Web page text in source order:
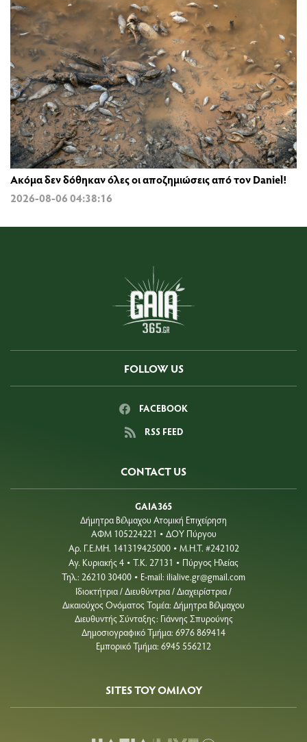
Ακόμα δεν δόθηκαν όλες οι αποζημιώσεις από τον Daniel!
2026-08-06 04:38:16
FOLLOW US
FACEBOOK
RSS FEED
CONTACT US
GAIA365
Δήμητρα Βέλμαχου Ατομική Επιχείρηση
ΑΦΜ 105224221 • ΔΟΥ Πύργου
Aρ. Γ.Ε.ΜΗ. 141319425000 • Μ.Η.Τ. #242102
Αγ. Κυριακής 4 • Τ.Κ. 27131 • Πύργος Ηλείας
Τηλ.: 26210 30400 • E-mail: ilialive.gr@gmail.com
Ιδιοκτήτρια / Διευθύντρια / Διαχειρίστρια /
Δικαιούχος Ονόματος Τομέα: Δήμητρα Βέλμαχου
Διευθυντής Σύνταξης: Γιάννης Σπυρούνης
Δημοσιογραφικό Τμήμα: 6976 869414
Εμπορικό Τμήμα: 6945 556212
SITES ΤΟΥ ΟΜΙΛΟΥ